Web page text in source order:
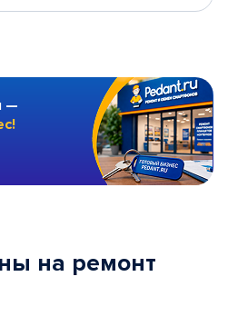
—
на ремонт